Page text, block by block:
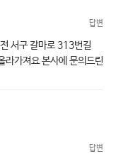
답변
서구 갈마로 313번길
가져요 본사에 문의드린
답변